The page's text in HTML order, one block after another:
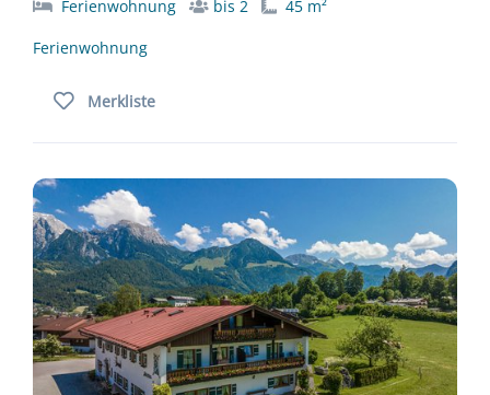
Ferienwohnung bis 2
45 m²
Ferienwohnung
Merkliste